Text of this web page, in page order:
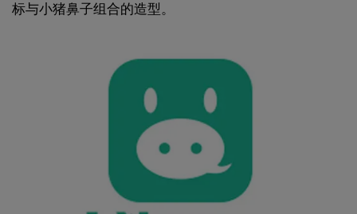
标与小猪鼻子组合的造型。